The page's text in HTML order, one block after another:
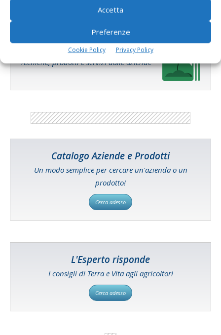
Accetta
Preferenze
Cookie Policy Privacy Policy
E-magazine
Tecniche, prodotti e servizi dalle aziende
Catalogo Aziende e Prodotti
Un modo semplice per cercare un'azienda o un
prodotto!
Cerca adesso
L'Esperto risponde
I consigli di Terra e Vita agli agricoltori
Cerca adesso